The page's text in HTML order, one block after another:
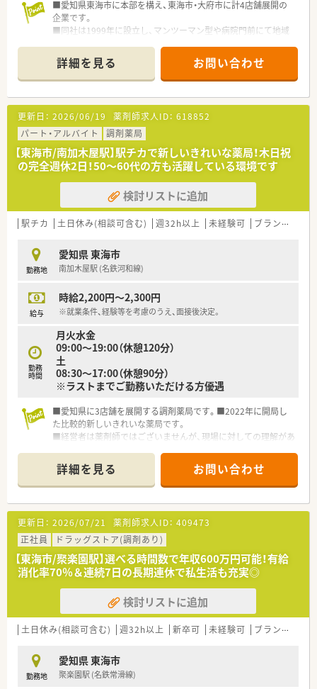
■愛知県東海市に本部を構え、東海市・大府市に計4店舗展開の
企業です。
■同社は1999年に設立し、マンツーマン型や病院門前にて地域
■各店舗機器類は積極的に導入しており、薬剤師が対人業務に集
中できる環境を完備し、効率良く業務に取り掛かれるよう動線ま
で配慮されております。
詳細を見る お問い合わせ
更新日： 2026/06/19 薬剤師求人ID： 618852
パート・アルバイト
調剤薬局
【東海市/南加木屋駅】駅チカで新しいきれいな薬局！木日祝
の完全週休2日！50～60代の方も活躍している環境です
検討リストに追加
駅チカ 土日休み(相談可含む) 週32h以上 未経験可 ブランク可
勤務地
愛知県 東海市
南加木屋駅 (名鉄河和線)
給与
時給2,200円～2,300円
※就業条件、経験等を考慮のうえ、面接後決定。
勤務
時間
月火水金
09:00～19:00（休憩120分）
土
08:30～17:00（休憩90分）
※ラストまでご勤務いただける方優遇
■愛知県に3店舗を展開する調剤薬局です。■2022年に開局し
た比較的新しいきれいな薬局です。
■経営者は薬剤師ではございませんが、現場に対しての理解があ
■調剤薬局以外にも運営をしている部署があり、ガバナンス体制
はしっかりとしております。
詳細を見る お問い合わせ
更新日： 2026/07/21 薬剤師求人ID： 409473
正社員
ドラッグストア(調剤あり)
【東海市/聚楽園駅】選べる時間数で年収600万円可能！有給
消化率70％＆連続7日の長期連休で私生活も充実◎
検討リストに追加
土日休み(相談可含む) 週32h以上 新卒可 未経験可 ブランク可
勤務地
愛知県 東海市
聚楽園駅 (名鉄常滑線)